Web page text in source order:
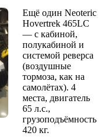
Ещё один Neoteric
Hovertrek 465LC
— с кабиной,
полукабиной и
системой реверса
(воздушные
тормоза, как на
самолётах). 4
места, двигатель
65 л.с.,
грузоподъёмность
420 кг.